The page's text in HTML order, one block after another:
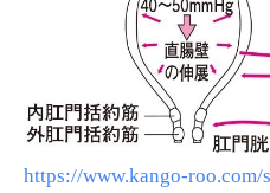
https://www.kango-